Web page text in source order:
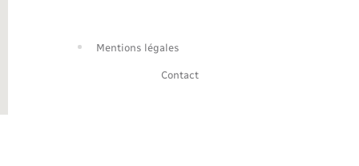
Mentions légales
Contact